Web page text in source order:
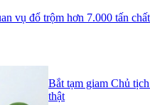
vụ đổ trộm hơn 7.000 tấn
Bắt tạm giam Chủ
thật